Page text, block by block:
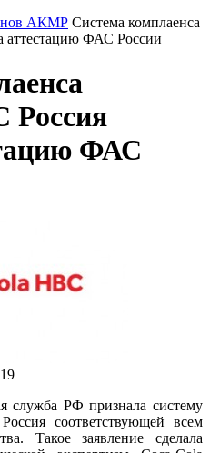
АКМР Система комплаенса
аттестацию ФАС России
Россия
ФАС
служба РФ признала систему
соответствующей всем
Такое заявление сделала